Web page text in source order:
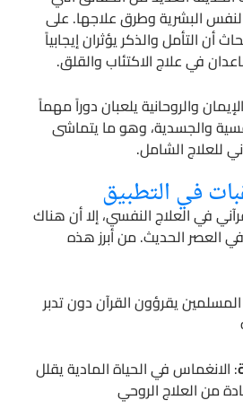
البشرية وطرق علاجها. على
أن التأمل والذكر يؤثران إيجابياً
في علاج الاكتئاب والقلق.
والروحانية يلعبان دوراً مهماً
والجسدية، وهو ما يتماشى
للعلاج الشامل.
في التطبيق
في العلاج النفسي، إلا أن هناك
العصر الحديث. من أبرز هذه
يقرؤون القرآن دون تدبر
: الانغماس في الحياة المادية يقلل
من العلاج الروحي